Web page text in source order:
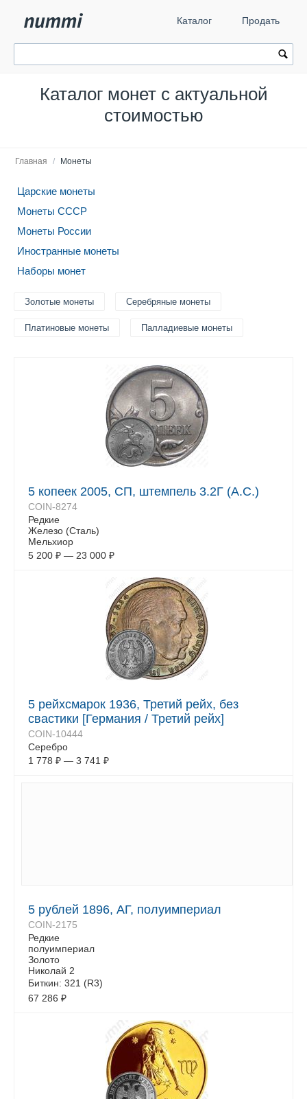
Каталог Продать
Каталог монет с актуальной
стоимостью
Главная / Монеты
Царские монеты
Монеты СССР
Монеты России
Иностранные монеты
Наборы монет
Золотые монеты Серебряные монеты
Платиновые монеты Палладиевые монеты
5 копеек 2005, СП, штемпель 3.2Г (А.С.)
COIN-8274
Редкие
Железо (Сталь)
Мельхиор
5 200 ₽ — 23 000 ₽
5 рейхсмарок 1936, Третий рейх, без
свастики [Германия / Третий рейх]
COIN-10444
Серебро
1 778 ₽ — 3 741 ₽
5 рублей 1896, АГ, полуимпериал
COIN-2175
Редкие
полуимпериал
Золото
Николай 2
Биткин: 321 (R3)
67 286 ₽